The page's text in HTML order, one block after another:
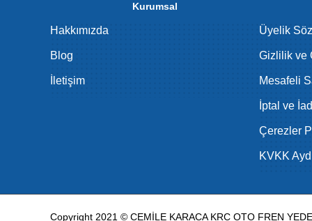
Kurumsal
Hakkımızda
Blog
İletişim
Üyelik
Gizlilik ve
Mesafeli
İptal ve
Çerezler
KVKK
Copyright 2021 © CEMİLE KARACA KRC OTO FREN